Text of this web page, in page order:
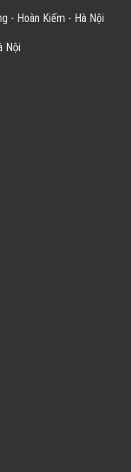
- Hoàn Kiếm - Hà Nội
Nội